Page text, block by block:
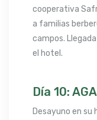
cooperativa
a familias
campos.
el hotel.
Día 10:
Desayuno en su